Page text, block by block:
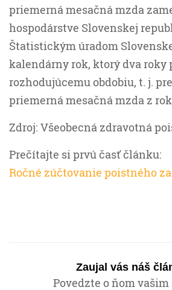
priemerná mesačná mzda
hospodárstve Slovenskej
Štatistickým úradom
kalendárny rok, ktorý dva roky
rozhodujúcemu obdobiu, t. j.
priemerná mesačná mzda z
Zdroj: Všeobecná zdravotná
Prečítajte si prvú časť článku:
Ročné zúčtovanie poistného za
Zaujal vás náš
Povedzte o ňom